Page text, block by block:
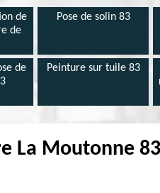
de
de
Pose de solin 83
de
Peinture sur tuile 83
La Moutonne